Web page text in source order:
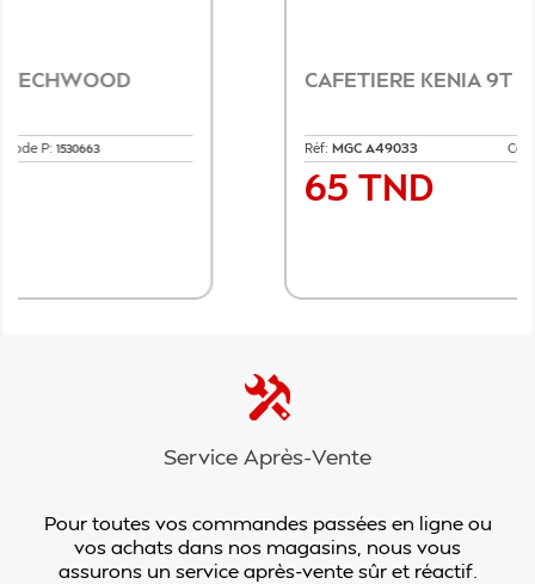
CAFETIERE KENIA 9T
Code P:1530682
Service Après-Vente
Pour toutes vos commandes passées en ligne ou
vos achats dans nos magasins, nous vous
assurons un service après-vente sûr et réactif.